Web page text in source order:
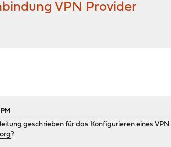
VPN Provider
geschrieben für das Konfigurieren eines
?